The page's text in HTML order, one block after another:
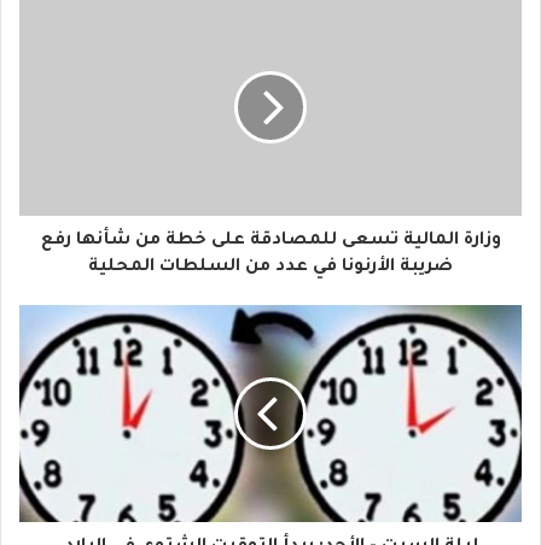
ا
إ
ل
ك
ت
ر
و
وزارة المالية تسعى للمصادقة على خطة من شأنها رفع
ضريبة الأرنونا في عدد من السلطات المحلية